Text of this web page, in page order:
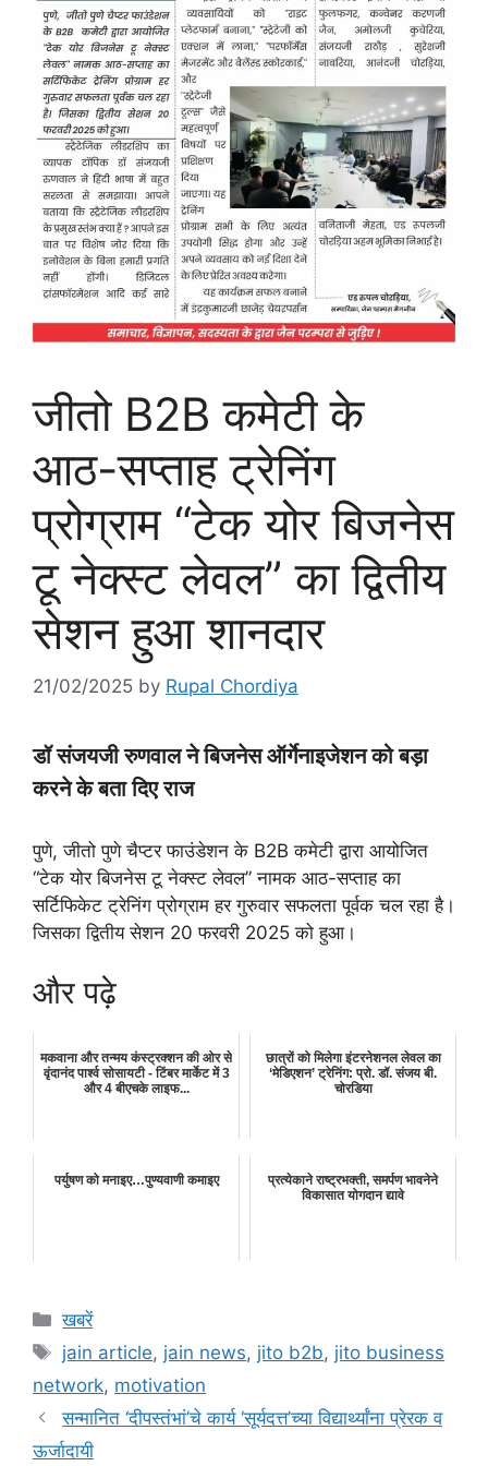
जीतो B2B कमेटी के
आठ-सप्ताह ट्रेनिंग
प्रोग्राम “टेक योर बिजनेस
टू नेक्स्ट लेवल” का द्वितीय
सेशन हुआ शानदार
21/02/2025 by Rupal Chordiya
डॉ संजयजी रुणवाल ने बिजनेस ऑर्गेनाइजेशन को बड़ा
करने के बता दिए राज
पुणे, जीतो पुणे चैप्टर फाउंडेशन के B2B कमेटी द्वारा आयोजित
“टेक योर बिजनेस टू नेक्स्ट लेवल” नामक आठ-सप्ताह का
सर्टिफिकेट ट्रेनिंग प्रोग्राम हर गुरुवार सफलता पूर्वक चल रहा है।
जिसका द्वितीय सेशन 20 फरवरी 2025 को हुआ।
और पढ़े
मकवाना और तन्मय कंस्ट्रक्शन की ओर से
वृंदानंद पार्श्व सोसायटी - टिंबर मार्केट में 3
और 4 बीएचके लाइफ...
छात्रों को मिलेगा इंटरनेशनल लेवल का
‘मेडिएशन’ ट्रेनिंग: प्रो. डॉ. संजय बी.
चोरडिया
पर्युषण को मनाइए…पुण्यवाणी कमाइए
प्रत्येकाने राष्ट्रभक्ती, समर्पण भावनेने
विकासात योगदान द्यावे
Categories
खबरें
Tags
jain article, jain news, jito b2b, jito business
network, motivation
सन्मानित ‘दीपस्तंभां’चे कार्य ‘सूर्यदत्त’च्या विद्यार्थ्यांना प्रेरक व
ऊर्जादायी